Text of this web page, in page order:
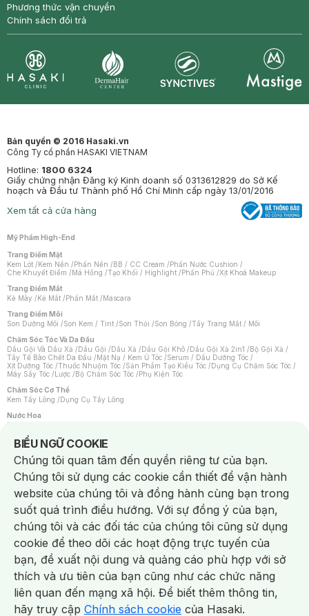
Phương thức vận chuyển
Chính sách đổi trả
Bản quyền © 2016 Hasaki.vn
Công Ty cổ phần HASAKI VIETNAM
Hotline: 1800 6324
Giấy chứng nhận Đăng ký Kinh doanh số 0313612829 do Sở Kế
hoạch và Đầu tư Thành phố Hồ Chí Minh cấp ngày 13/01/2016
Xem tất cả cửa hàng
Mỹ Phẩm High-End
Trang Điểm Mặt
Kem Lót /Kem Nền /Phấn Nền /BB / CC Cream /Phấn Nước Cushion /
Che Khuyết Điểm /Má Hồng /Tạo Khối / Highlight /Phấn Phủ /Xịt Khoá Makeup
Trang Điểm Mắt
Kẻ Mày /Kẻ Mắt /Phấn Mắt /Mascara
Trang Điểm Môi
Son Dưỡng Môi /Son Kem / Tint /Son Thỏi /Son Bóng /Tẩy Trang Mắt / Môi
Chăm Sóc Tóc Và Da Đầu
Dầu Gội Và Dầu Xả /Dầu Gội /Dầu Xả /Dầu Gội Khô /Dầu Gội Xả 2in1 /Bộ Gội Xả /
Tẩy Tế Bào Chết Da Đầu /Mặt Nạ / Kem Ủ Tóc /Serum / Dầu Dưỡng Tóc /
Xịt Dưỡng Tóc /Thuốc Nhuộm Tóc /Sản Phẩm Tạo Kiểu Tóc /Dụng Cụ Chăm Sóc Tóc /
Máy Sấy Tóc /Lược /Bộ Chăm Sóc Tóc /Phụ Kiện Tóc
Chăm Sóc Cơ Thể
Kem Tẩy Lông /Dụng Cụ Tẩy Lông
Nước Hoa
Nước Hoa Nữ
Chăm Sóc Cá Nhân
Chống Muỗi /Khẩu Trang /Máy Massage/Mặt Nạ Xông Hơi /Nước Rửa Tay/
Sản Phẩm Chăm Sóc Khác /Bàn Chải Đánh Răng /Bàn Chải Điện/
Hỗ Trợ Trắng Răng/Kem Đánh Răng /Máy Tăm Nước/ Nước Súc Miệng/
Tăm / Chỉ Nha Khoa/ Xịt Thơm Miệng / Dung Dịch Vệ Sinh/Dưỡng Vùng Kín/
Khăn Ướt Vệ Sinh Vùng Kín/Băng Vệ Sinh/Tampon/Bọt Cạo Râu /Dao Cạo Râu/
Máy Cạo Râu
Vấn Đề Về Da
Da Dầu / Lỗ Chân Lông To/ Da Khô / Mất Nước/ Da Lão Hóa/ Da Mụn/
Da Nhạy Cảm / Kích Ứng
Da Xỉn Màu Thâm / Nám / Tàn Nhang
Quầng Thâm & Bọng Mắt /Sẹo /Viêm Da Cơ Địa
Dụng Cụ / Phụ Kiện Chăm Sóc Da
Bông Tẩy Trang
Khăn Lau Mặt Khô Dụng Cụ / Máy Rửa Mặt Máy Chăm Sóc Da
Dụng Cụ Chăm Sóc Khác
BIỂU NGỮ COOKIE
Notice about cookies usage
Chúng tôi quan tâm đến quyền riêng tư của bạn.
Chúng tôi sử dụng các cookie cần thiết để vận hành
website của chúng tôi và đồng hành cùng bạn trong
suốt quá trình điều hướng. Với sự đồng ý của bạn,
chúng tôi và các đối tác của chúng tôi cũng sử dụng
cookie để theo dõi các hoạt động trực tuyến của
bạn, đề xuất nội dung và quảng cáo phù hợp với sở
thích và ưu tiên của bạn cũng như các chức năng
liên quan đến mạng xã hội. Để biết thêm thông tin,
hãy truy cập Chính sách cookie của Hasaki.